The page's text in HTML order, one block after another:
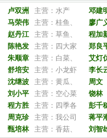
2.20
详情
9.00
详情
6.50
详情
5.50
详情
3.20
详情
4.50
详情
7.00
详情
2.50
详情
2.10
详情
4.40 详情
卢双洲 主营：水产
邓建
马荣伟 主营：桂鱼、
廖广
赵丹江 主营：草鱼、
程加
陈艳发 主营：四大家
郑良
朱顺章 主营：白菜、
艾灯
舒培安 主营：小龙虾
李长
沈继波 主营：黄瓜、
周文
刘小平 主营：空心菜
饶林
程方胜 主营：四季各
彭千
周克珍 主营：我公司
蒋平
甄培林 主营：香菇、 刘智